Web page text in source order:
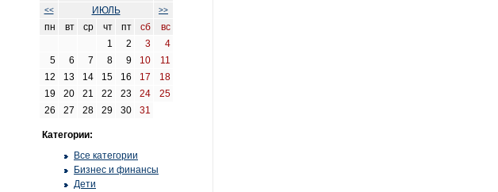
<<
ИЮЛЬ >>
пн вт ср чт пт сб
вс
1
2 3
4
5
6 7 8 9 10
11
12
13 14 15 16 17
18
19
20 21 22 23 24
25
26
27 28 29 30 31
Категории:
Все категории
Бизнес и финансы
Дети